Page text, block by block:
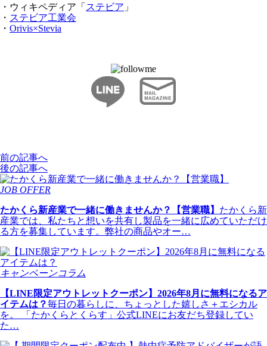
・ウィキペディア「 ステビア 」
・ ステビア工業会
・ Orivis×Stevia
前の記事へ
後の記事へ
JOB OFFER
たかくら新産業で一緒に働きませんか？【営業職】 たかくら新
産業では、私たちと想いを共有し製品を一緒に広めていただけ
る方を募集しています。弊社の商品やオー…
キャンペーンコラム
【LINE限定アウトレットクーポン】2026年8月に無料になるア
イテムは？毎日の暮らしに、ちょっとした嬉しさ＋エシカル
を。 「たかくらとくらす」公式LINEにお友だち登録してい
た…